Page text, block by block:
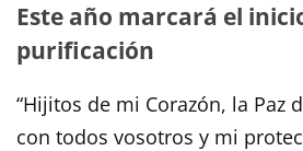
Este año marcará el
purificación
“Hijitos de mi Corazón, la Paz
con todos vosotros y mi